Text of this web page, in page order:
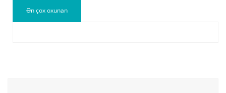
Ən çox oxunan